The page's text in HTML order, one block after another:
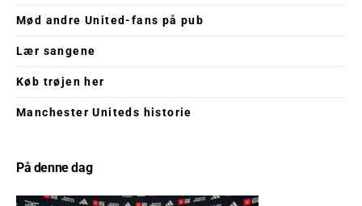
Mød andre United-fans på pub
Lær sangene
Køb trøjen her
Manchester Uniteds historie
På denne dag